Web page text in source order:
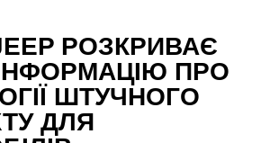
РОЗКРИВАЄ
ПРО
ШТУЧНОГО
ДЛЯ